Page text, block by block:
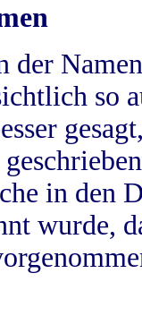
der
so
in
wurde,